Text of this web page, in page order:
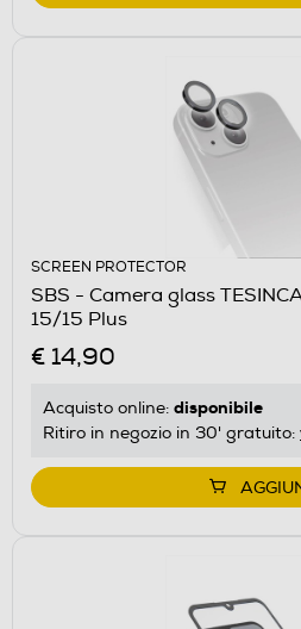
SCREEN PROTECTOR
SBS - Camera glass
15/15 Plus
€ 14,90
Acquisto online: disponibile
Ritiro in negozio in 30' gratuito: